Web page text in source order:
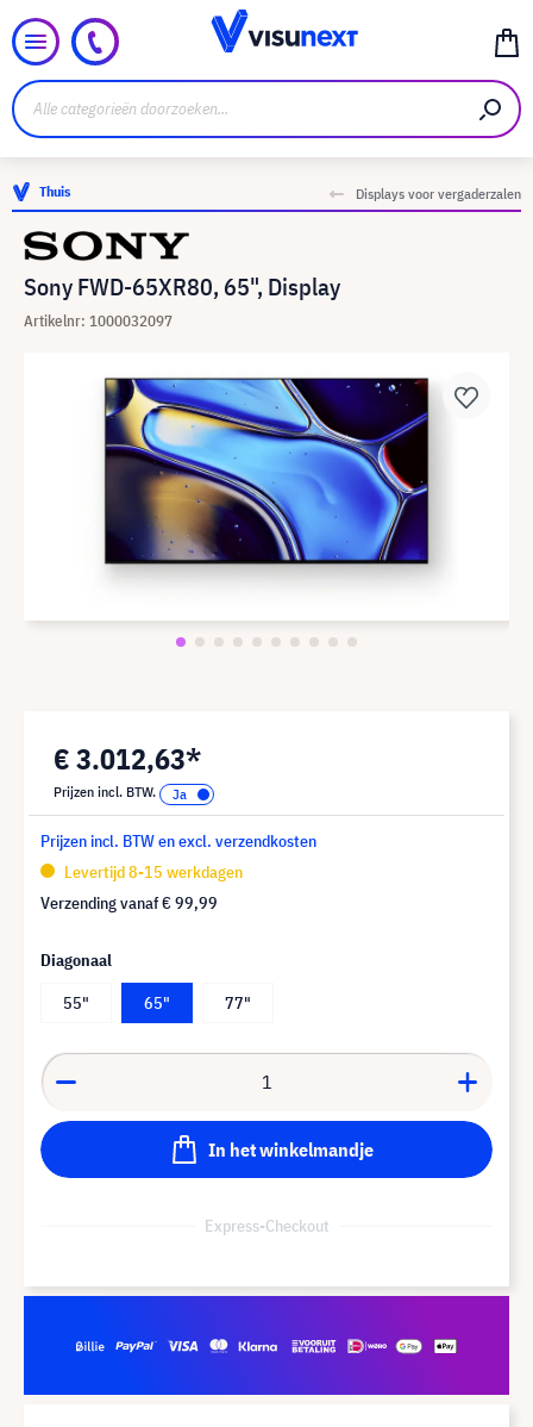
Thuis Displays voor vergaderzalen
Sony FWD-65XR80, 65", Display
Artikelnr: 1000032097
€ 3.012,63*
Prijzen incl. BTW.
Prijzen incl. BTW en excl. verzendkosten
Levertijd 8-15 werkdagen
Verzending vanaf€ 99,99
Diagonaal
55"
65" 77"
In het winkelmandje
Express-Checkout